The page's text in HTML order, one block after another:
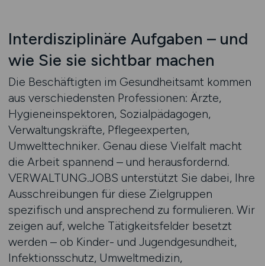
Interdisziplinäre Aufgaben – und
wie Sie sie sichtbar machen
Die Beschäftigten im Gesundheitsamt kommen
aus verschiedensten Professionen: Ärzte,
Hygieneinspektoren, Sozialpädagogen,
Verwaltungskräfte, Pflegeexperten,
Umwelttechniker. Genau diese Vielfalt macht
die Arbeit spannend – und herausfordernd.
VERWALTUNG.JOBS unterstützt Sie dabei, Ihre
Ausschreibungen für diese Zielgruppen
spezifisch und ansprechend zu formulieren. Wir
zeigen auf, welche Tätigkeitsfelder besetzt
werden – ob Kinder- und Jugendgesundheit,
Infektionsschutz, Umweltmedizin,